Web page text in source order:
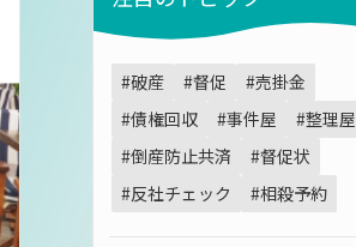
#破産 #督促
#売掛金
#債権回収
#事件屋
#整理屋
#倒産防止共済
#督促状
#反社チェック
#相殺予約